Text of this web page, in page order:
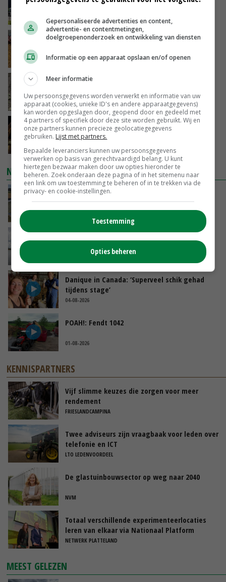
juni
Frans onderzoekcentrum bestrijkt hele
GISTEREN, 15:29
Emmeloord noteert eerste zaaiuien op
maximaal 20 euro
GISTEREN, 14:59
Spontane boerenacties in Twente en
Apeldoorn zetten de trend
NIEUWSTE VIDEO'S
Droogte veroorzaakt steeds meer problemen:
‘Bassin afgelopen week al leeg’
wereld zijn te koop
GISTEREN, 12:00
Danique in Canada: ‘Superveel schik gehad
tijdens stage’
04-08-2026
POAH!: Fendt 1042
01-08-2026
KENNISPARTNERS
Vijf slimme keuzes die zorgen voor meer
rendement
FRIESLANDCAMPINA
Twee adviseurs zijn vraagbaak voor leden over
telefonie en ICT
LTO LEDENVOORDEEL
De glastuinbouwsector op weg naar 2040
NVM
Totaal verschillende experimenteerlocaties
leren van elkaar via Nationaal Platform
NETWERK PLATTELAND
MEEST GELEZEN
Gepersonaliseerde advertenties en content,
advertentie- en contentmetingen,
doelgroepenonderzoek en ontwikkeling van diensten
Informatie op een apparaat opslaan en/of openen
Meer informatie
Uw persoonsgegevens worden verwerkt en informatie van uw
apparaat (cookies, unieke ID's en andere apparaatgegevens)
kan worden opgeslagen door, geopend door en gedeeld met
4 partners of specifiek door deze site worden gebruikt. Wij en
onze partners kunnen precieze geolocatiegegevens
gebruiken. Lijst met partners.
Bepaalde leveranciers kunnen uw persoonsgegevens
verwerken op basis van gerechtvaardigd belang. U kunt
hiertegen bezwaar maken door uw opties hieronder te
beheren. Zoek onderaan deze pagina of in het sitemenu naar
een link om uw toestemming te beheren of in te trekken via de
privacy- en cookie-instellingen.
Toestemming
Opties beheren